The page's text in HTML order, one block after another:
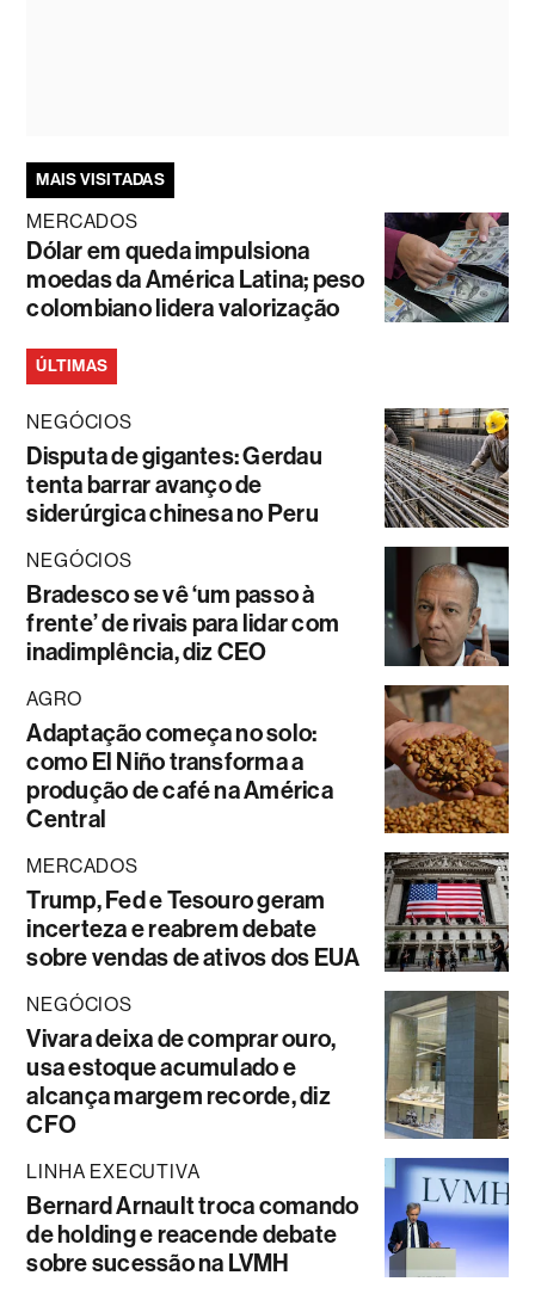
MAIS VISITADAS
MERCADOS
Dólar em queda impulsiona
moedas da América Latina; peso
colombiano lidera valorização
ÚLTIMAS
NEGÓCIOS
Disputa de gigantes: Gerdau
tenta barrar avanço de
siderúrgica chinesa no Peru
NEGÓCIOS
Bradesco se vê ‘um passo à
frente’ de rivais para lidar com
inadimplência, diz CEO
AGRO
Adaptação começa no solo:
como El Niño transforma a
produção de café na América
Central
MERCADOS
Trump, Fed e Tesouro geram
incerteza e reabrem debate
sobre vendas de ativos dos EUA
NEGÓCIOS
Vivara deixa de comprar ouro,
usa estoque acumulado e
alcança margem recorde, diz
CFO
LINHA EXECUTIVA
Bernard Arnault troca comando
de holding e reacende debate
sobre sucessão na LVMH